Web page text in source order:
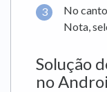
No
Nota,
Solução
no